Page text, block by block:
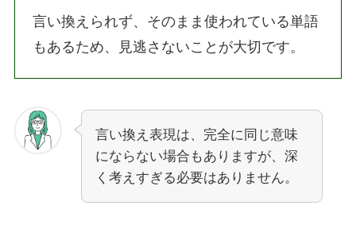
言い換えられず、そのまま使われている単語
もあるため、見逃さないことが大切です。
言い換え表現は、完全に同じ意味
にならない場合もありますが、深
く考えすぎる必要はありません。